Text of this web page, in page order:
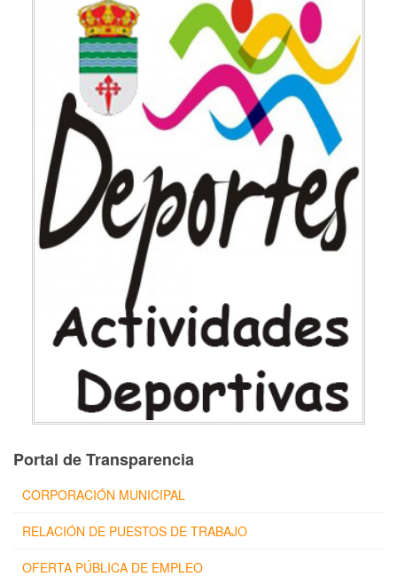
Portal de Transparencia
CORPORACIÓN MUNICIPAL
RELACIÓN DE PUESTOS DE TRABAJO
OFERTA PÚBLICA DE EMPLEO